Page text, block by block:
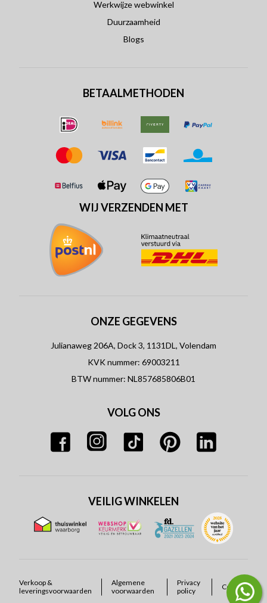
Werkwijze webwinkel
Duurzaamheid
Blogs
BETAALMETHODEN
WIJ VERZENDEN MET
ONZE GEGEVENS
Julianaweg 206A, Dock 3, 1131DL, Volendam
KVK nummer: 69003211
BTW nummer: NL857685806B01
VOLG ONS
Verkoop &
leveringsvoorwaarden
Algemene
voorwaarden
Privacy
policy
Cookies
VEILIG WINKELEN